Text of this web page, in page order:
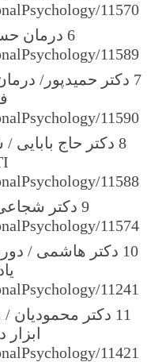
11570
6 درمان حسادت بیمارگونه
11589
7 دکتر حمیدپور/
11590
8 دکتر حاج
11588
9 دکتر شجاعی/ اخلاق حرفه ای
11574
10 دکتر هاشمی /
11241
11 دکتر
11421